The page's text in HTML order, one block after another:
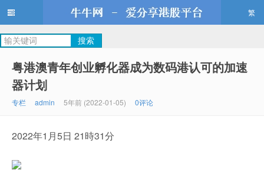
牛牛网
繁
粤港澳青年创业孵化器成为数码港认可的加速
器计划
专栏 admin 5年前 (2022-01-05) 0评论
2022年1月5日 21時31分